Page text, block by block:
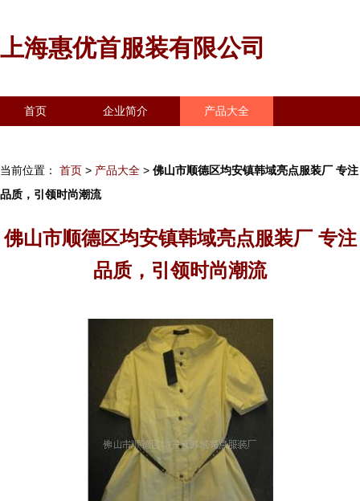
上海惠优首服装有限公司
首页 企业简介 产品大全
当前位置： 首页 > 产品大全 > 佛山市顺德区均安镇韩域亮点服装厂 专注
品质，引领时尚潮流
佛山市顺德区均安镇韩域亮点服装厂 专注
品质，引领时尚潮流